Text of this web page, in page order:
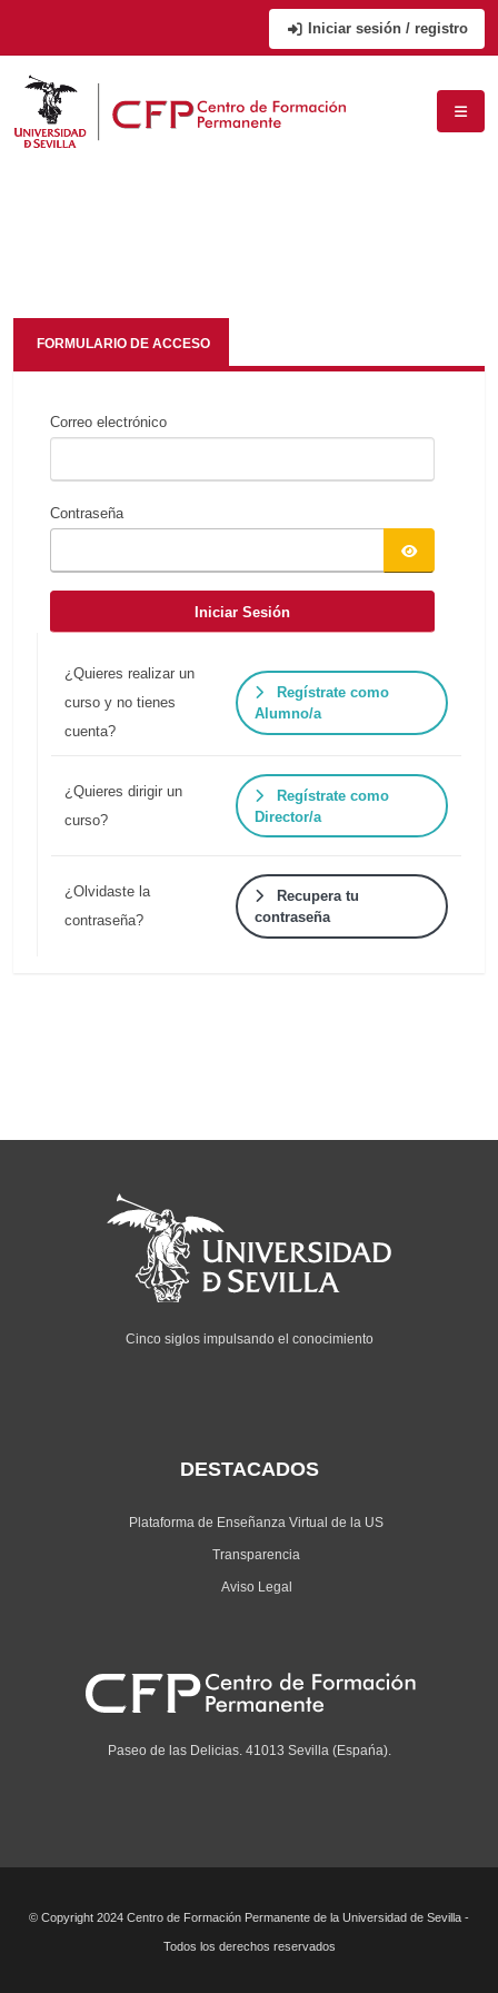
Iniciar sesión / registro
FORMULARIO DE ACCESO
Correo electrónico
Contraseña
Iniciar Sesión
¿Quieres realizar un
curso y no tienes
cuenta?
Regístrate como
Alumno/a
¿Quieres dirigir un
curso?
Regístrate como
Director/a
¿Olvidaste la
contraseña?
Recupera tu
contraseña
Cinco siglos impulsando el conocimiento
DESTACADOS
Plataforma de Enseñanza Virtual de la US
Transparencia
Aviso Legal
Paseo de las Delicias. 41013 Sevilla (Espańa).
© Copyright 2024 Centro de Formación Permanente de la Universidad de Sevilla -
Todos los derechos reservados